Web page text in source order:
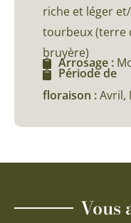
riche et léger
tourbeux (terre
bruyère)
Arrosage :
Période de
floraison :Avril,
Vous